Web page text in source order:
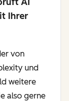
Ihrer
von
und
weitere
also gerne